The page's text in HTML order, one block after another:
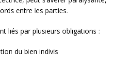
entre les parties.
liés par plusieurs obligations :
du bien indivis